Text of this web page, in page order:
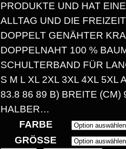
PRODUKTE UND HAT
ALLTAG UND DIE
DOPPELT GENÄHTER
DOPPELNAHT 100 %
SCHULTERBAND FÜR
M L XL 2XL 3XL 4XL 5XL
3.8 86 89 B) BREITE (CM)
ALBER…
FARBE
GRÖSSE